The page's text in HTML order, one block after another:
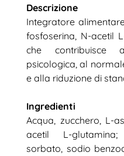
Descrizione
Integratore
fosfoserina, N-acetil
che contribuisce
psicologica, al
e alla riduzione di
Ingredienti
Acqua, zucchero, L-
acetil L-
sorbato, sodio